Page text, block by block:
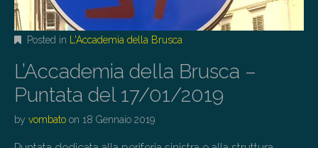
Posted in L'Accademia della Brusca
L’Accademia della Brusca –
Puntata del 17/01/2019
by vombato on 18 Gennaio 2019